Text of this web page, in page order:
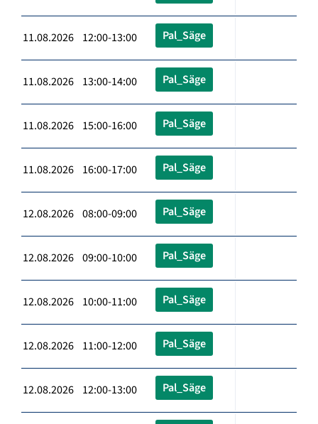
11.08.2026 12:00-13:00 Pal_Säge
11.08.2026 13:00-14:00 Pal_Säge
11.08.2026 15:00-16:00 Pal_Säge
11.08.2026 16:00-17:00 Pal_Säge
12.08.2026 08:00-09:00 Pal_Säge
12.08.2026 09:00-10:00 Pal_Säge
12.08.2026 10:00-11:00 Pal_Säge
12.08.2026 11:00-12:00 Pal_Säge
12.08.2026 12:00-13:00 Pal_Säge